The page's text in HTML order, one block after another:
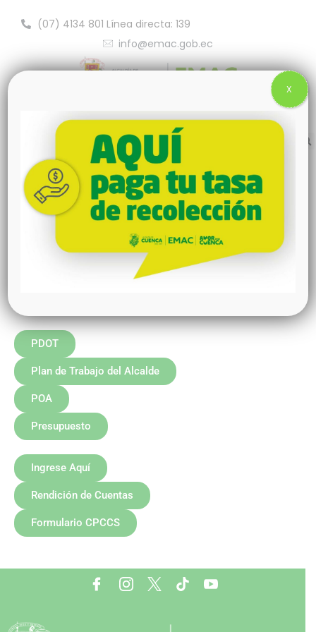
info@emac.gob.ec
(07) 4134 801 Línea directa: 139
Rendición de Cuentas
Rendición de cuentas 2022
Acta de Rendición de Cuentas
PDOT
Plan de Trabajo del Alcalde
POA
Presupuesto
Ingrese Aquí
Rendición de Cuentas
Formulario CPCCS
X